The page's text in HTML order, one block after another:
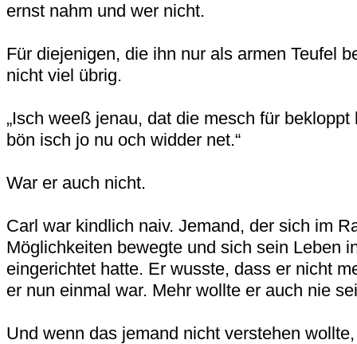
ernst nahm und wer nicht.
Für diejenigen, die ihn nur als armen Teufel
nicht viel übrig.
„Isch weeß jenau, dat die mesch für
bön isch jo nu och widder net.“
War er auch nicht.
Carl war kindlich naiv. Jemand, der sich im
Möglichkeiten bewegte und sich sein Leben
eingerichtet hatte. Er wusste, dass er nicht
er nun einmal war. Mehr wollte er auch nie
Und wenn das jemand nicht verstehen